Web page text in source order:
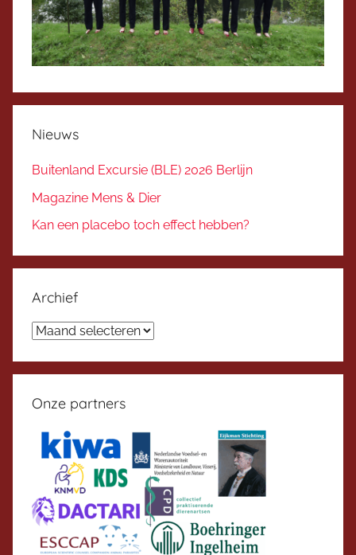
Nieuws
Buitenland Excursie (BLE) 2026 Berlijn
Magazine Mens & Dier
Kan een placebo toch effect hebben?
Archief
Archief
Onze partners